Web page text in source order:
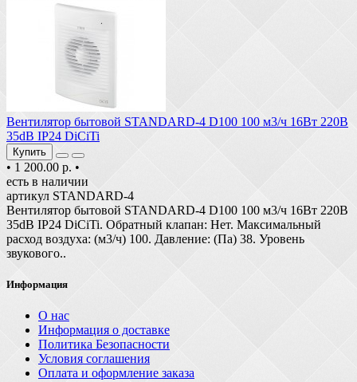
Вентилятор бытовой STANDARD-4 D100 100 м3/ч 16Вт 220В
35dB IP24 DiCiTi
Купить
• 1 200.00 р. •
есть в наличии
артикул STANDARD-4
Вентилятор бытовой STANDARD-4 D100 100 м3/ч 16Вт 220В
35dB IP24 DiCiTi. Обратный клапан: Нет. Максимальный
расход воздуха: (м3/ч) 100. Давление: (Па) 38. Уровень
звукового..
Информация
О нас
Информация о доставке
Политика Безопасности
Условия соглашения
Оплата и оформление заказа